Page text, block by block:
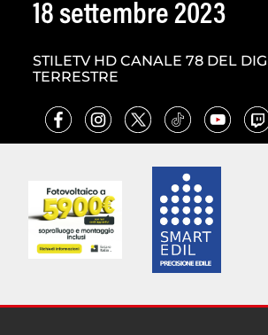
18 settembre 2023
STILETV HD CANALE 78 DEL
TERRESTRE